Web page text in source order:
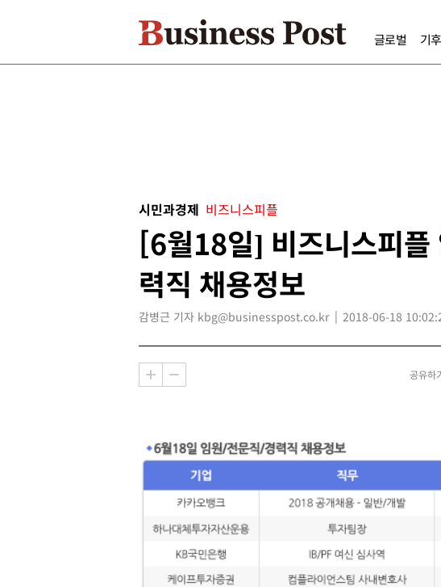
글로벌 기
시민과경제 비즈니스피플
[6월18일] 비즈니스피
력직 채용정보
감병근 기자 kbg@businesspost.co.kr 2018-06-18
공유하